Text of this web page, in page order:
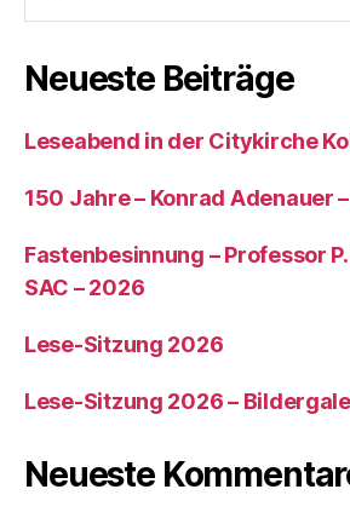
Neueste Beiträge
Leseabend in der Citykirche
150 Jahre – Konrad Adenauer
Fastenbesinnung – Professor
SAC – 2026
Lese-Sitzung 2026
Lese-Sitzung 2026 –
Neueste